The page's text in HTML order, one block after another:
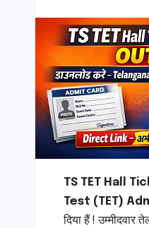
TS TET Hall
Test (TET)
दिया हैं !